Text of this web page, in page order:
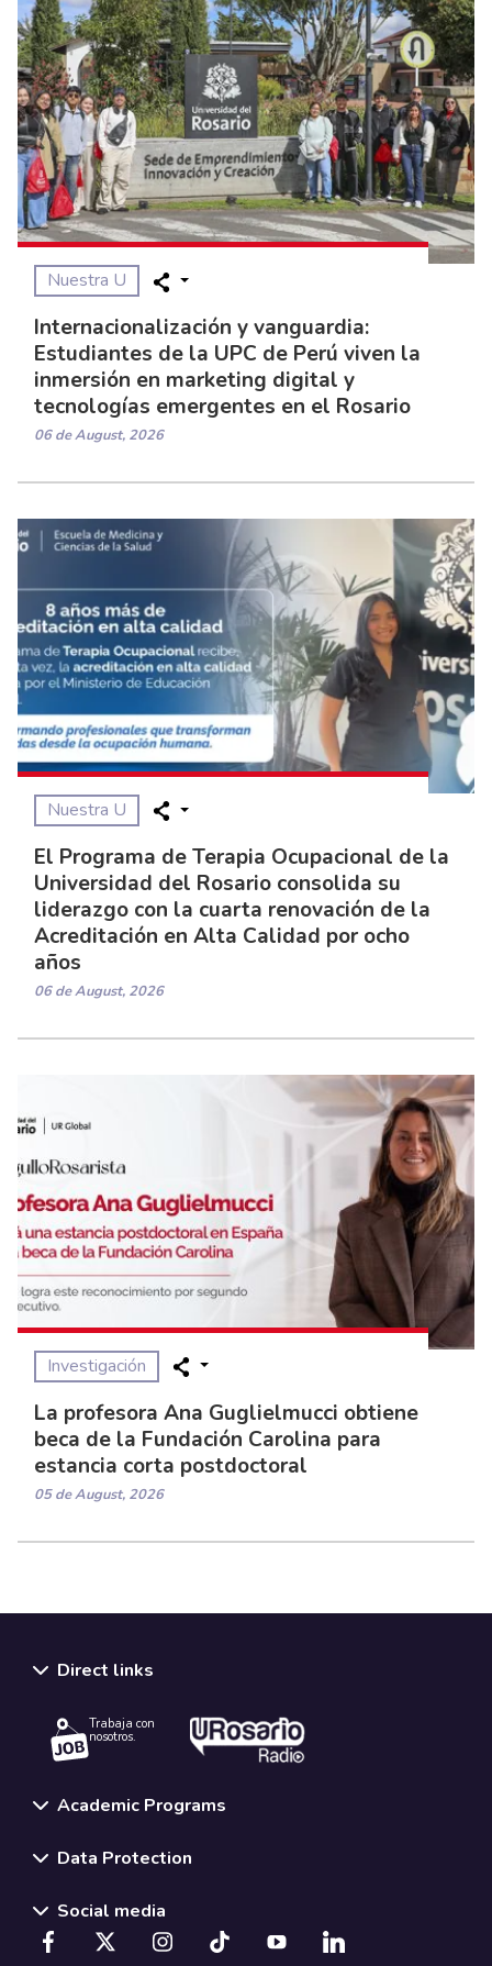
Nuestra U
Internacionalización y vanguardia:
Estudiantes de la UPC de Perú viven la
inmersión en marketing digital y
tecnologías emergentes en el Rosario
06 de August, 2026
Nuestra U
El Programa de Terapia Ocupacional de la
Universidad del Rosario consolida su
liderazgo con la cuarta renovación de la
Acreditación en Alta Calidad por ocho
años
06 de August, 2026
Investigación
La profesora Ana Guglielmucci obtiene
beca de la Fundación Carolina para
estancia corta postdoctoral
05 de August, 2026
Direct links
Trabaja con
nosotros.
Academic Programs
Data Protection
Social media